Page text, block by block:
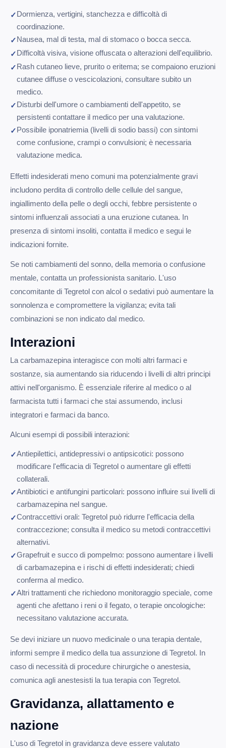
Dormienza, vertigini, stanchezza e difficoltà di
coordinazione.
Nausea, mal di testa, mal di stomaco o bocca secca.
Difficoltà visiva, visione offuscata o alterazioni dell'equilibrio.
Rash cutaneo lieve, prurito o eritema; se compaiono eruzioni
cutanee diffuse o vescicolazioni, consultare subito un
medico.
Disturbi dell'umore o cambiamenti dell'appetito, se
persistenti contattare il medico per una valutazione.
Possibile iponatriemia (livelli di sodio bassi) con sintomi
come confusione, crampi o convulsioni; è necessaria
valutazione medica.
Effetti indesiderati meno comuni ma potenzialmente gravi
includono perdita di controllo delle cellule del sangue,
ingiallimento della pelle o degli occhi, febbre persistente o
sintomi influenzali associati a una eruzione cutanea. In
presenza di sintomi insoliti, contatta il medico e segui le
indicazioni fornite.
Se noti cambiamenti del sonno, della memoria o confusione
mentale, contatta un professionista sanitario. L'uso
concomitante di Tegretol con alcol o sedativi può aumentare la
sonnolenza e compromettere la vigilanza; evita tali
combinazioni se non indicato dal medico.
Interazioni
La carbamazepina interagisce con molti altri farmaci e
sostanze, sia aumentando sia riducendo i livelli di altri principi
attivi nell'organismo. È essenziale riferire al medico o al
farmacista tutti i farmaci che stai assumendo, inclusi
integratori e farmaci da banco.
Alcuni esempi di possibili interazioni:
Antiepilettici, antidepressivi o antipsicotici: possono
modificare l'efficacia di Tegretol o aumentare gli effetti
collaterali.
Antibiotici e antifungini particolari: possono influire sui livelli di
carbamazepina nel sangue.
Contraccettivi orali: Tegretol può ridurre l'efficacia della
contraccezione; consulta il medico su metodi contraccettivi
alternativi.
Grapefruit e succo di pompelmo: possono aumentare i livelli
di carbamazepina e i rischi di effetti indesiderati; chiedi
conferma al medico.
Altri trattamenti che richiedono monitoraggio speciale, come
agenti che afettano i reni o il fegato, o terapie oncologiche:
necessitano valutazione accurata.
Se devi iniziare un nuovo medicinale o una terapia dentale,
informi sempre il medico della tua assunzione di Tegretol. In
caso di necessità di procedure chirurgiche o anestesia,
comunica agli anestesisti la tua terapia con Tegretol.
Gravidanza, allattamento e
nazione
L'uso di Tegretol in gravidanza deve essere valutato